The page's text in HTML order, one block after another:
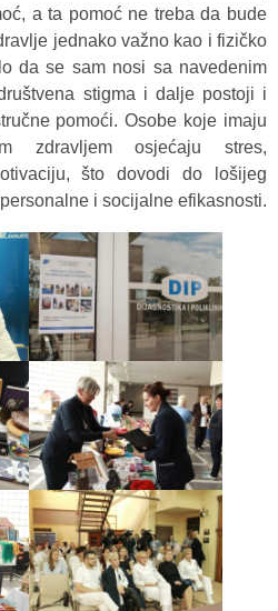
a ta pomoć ne treba da bude
jednako važno kao i fizičko
da se sam nosi sa navedenim
stigma i dalje postoji i
pomoći. Osobe koje imaju
zdravljem osjećaju stres,
što dovodi do lošijeg
i socijalne efikasnosti.